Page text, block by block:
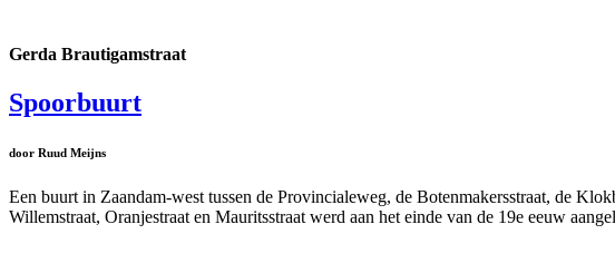
Gerda Brautigamstraat
Spoorbuurt
door Ruud Meijns
Een buurt in Zaandam-west tussen de Provincialeweg, de Botenmakersstraat, de
Willemstraat, Oranjestraat en Mauritsstraat werd aan het einde van de 19e eeuw